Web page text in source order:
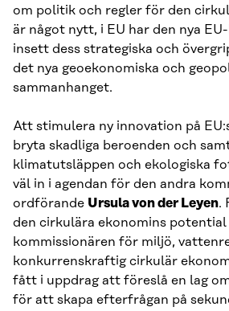
om politik och regler för den
är något nytt, i EU har den nya
insett dess strategiska och
det nya geoekonomiska och
sammanhanget.
Att stimulera ny innovation på
bryta skadliga beroenden och
klimatutsläppen och ekologiska
väl in i agendan för den andra
ordförande Ursula von der Leyen.
den cirkulära ekonomins potential
kommissionären för miljö,
konkurrenskraftig cirkulär
fått i uppdrag att föreslå en lag
för att skapa efterfrågan på